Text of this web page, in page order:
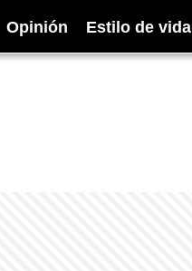
Opinión Estilo de vida